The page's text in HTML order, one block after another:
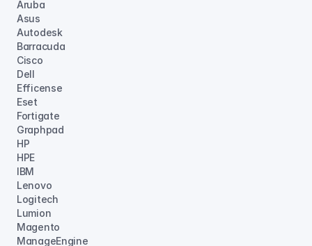
Aruba
Asus
Autodesk
Barracuda
Cisco
Dell
Efficense
Eset
Fortigate
Graphpad
HP
HPE
IBM
Lenovo
Logitech
Lumion
Magento
ManageEngine